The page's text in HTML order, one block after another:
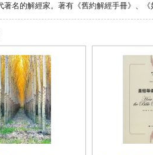
著名的解經家。著有《舊約解經手冊》、